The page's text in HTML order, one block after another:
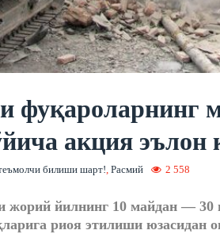
фуқароларнинг
акция эълон
билиши шарт!, Расмий 2 558
жорий йилнинг 10 майдан —
риоя этилиши юзасидан